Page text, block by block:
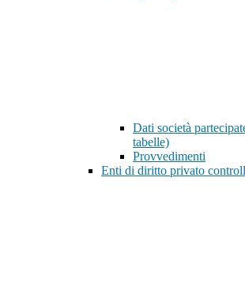
Dati società
tabelle)
Provvedimenti
Enti di diritto privato